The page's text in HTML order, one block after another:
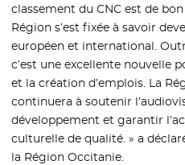
classement du CNC est de
Région s’est fixée à savoir
européen et international.
c’est une excellente nouvelle
et la création d’emplois. La
continuera à soutenir
développement et garantir
culturelle de qualité. » a
la Région Occitanie.